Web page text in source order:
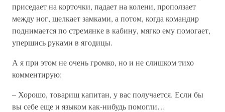
приседает на корточки, падает на колени, проползает
между ног, щелкает замками, а потом, когда командир
поднимается по стремянке в кабину, мягко ему помогает,
упершись руками в ягодицы.
А я при этом не очень громко, но и не слишком тихо
комментирую:
– Хорошо, товарищ капитан, у вас получается. Если бы
вы себе еще и языком как-нибудь помогли…